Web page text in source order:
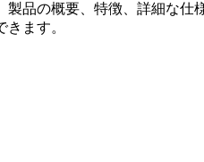
製品の概要、特徴、詳細な仕
ます。